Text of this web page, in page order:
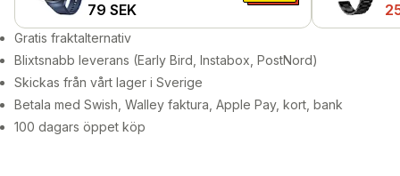
79 SEK
Gratis fraktalternativ
Blixtsnabb leverans (Early Bird, Instabox, PostNord)
Skickas från vårt lager i Sverige
Betala med Swish, Walley faktura, Apple Pay, kort, bank
100 dagars öppet köp